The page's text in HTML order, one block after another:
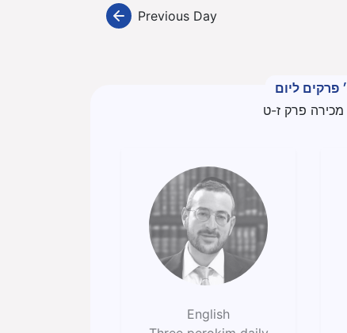
Previous Day
פרקים ליום
מכירה פרק ז-ט
English